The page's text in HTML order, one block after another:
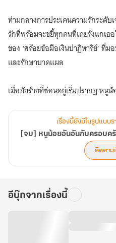
ท่ามกลางการประเคนความรักระดั
รักที่พร้อมจะขยี้ทุกคนที่เคยรังแกเ
ของ ‘สร้อยข้อมือเงินปาฏิหาริย์’ ที่
และรักษาบาดแผล
เมื่อภัยร้ายที่ซ่อนอยู่เริ่มปรากฏ หนู
เดียว!
เรื่องนี้ยังมีในรูปแบบ
ติดตาม
อีบุ๊กจากเรื่องนี้